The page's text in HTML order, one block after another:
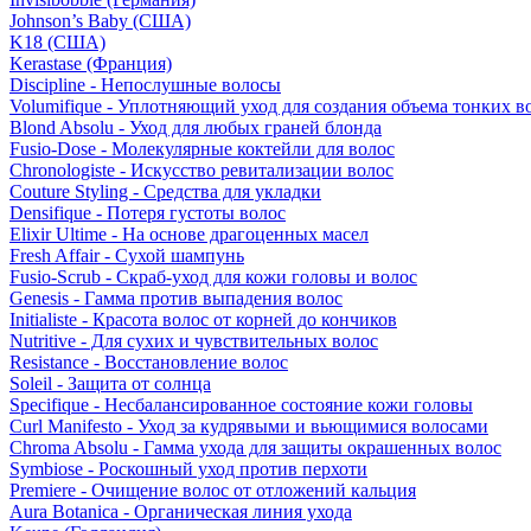
Johnson’s Baby (США)
K18 (США)
Kerastase (Франция)
Discipline - Непослушные волосы
Volumifique - Уплотняющий уход для создания объема тонких
Blond Absolu - Уход для любых граней блонда
Fusio-Dose - Молекулярные коктейли для волос
Chronologiste - Искусство ревитализации волос
Couture Styling - Средства для укладки
Densifique - Потеря густоты волос
Elixir Ultime - На основе драгоценных масел
Fresh Affair - Сухой шампунь
Fusio-Scrub - Скраб-уход для кожи головы и волос
Genesis - Гамма против выпадения волос
Initialiste - Красота волос от корней до кончиков
Nutritive - Для сухих и чувствительных волос
Resistance - Восстановление волос
Soleil - Защита от солнца
Specifique - Несбалансированное состояние кожи головы
Curl Manifesto - Уход за кудрявыми и вьющимися волосами
Chroma Absolu - Гамма ухода для защиты окрашенных волос
Symbiose - Роскошный уход против перхоти
Premiere - Очищение волос от отложений кальция
Aura Botanica - Органическая линия ухода